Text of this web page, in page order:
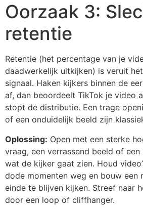
Oorzaak 3:
retentie
Retentie (het percentage van je
daadwerkelijk uitkijken) is veruit
signaal. Haken kijkers binnen de
af, dan beoordeelt TikTok je video
stopt de distributie. Een trage
of een onduidelijk beeld zijn
Oplossing: Open met een sterke
vraag, een verrassend beeld of
wat de kijker gaat zien. Houd
dode momenten weg en bouw een
einde te blijven kijken. Streef naar
door een loop of cliffhanger.